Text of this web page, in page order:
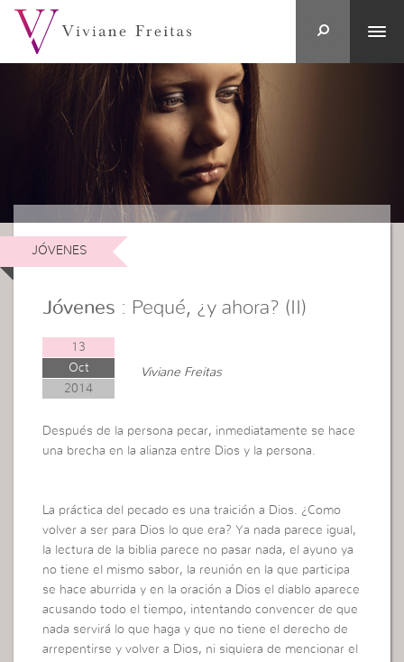
JÓVENES
Jóvenes : Pequé, ¿y ahora? (II)
13
Oct
2014
Viviane Freitas
Después de la persona pecar, inmediatamente se hace
una brecha en la alianza entre Dios y la persona.
La práctica del pecado es una traición a Dios. ¿Como
volver a ser para Dios lo que era? Ya nada parece igual,
la lectura de la biblia parece no pasar nada, el ayuno ya
no tiene el mismo sabor, la reunión en la que participa
se hace aburrida y en la oración a Dios el diablo aparece
acusando todo el tiempo, intentando convencer de que
nada servirá lo que haga y que no tiene el derecho de
arrepentirse y volver a Dios, ni siquiera de mencionar el